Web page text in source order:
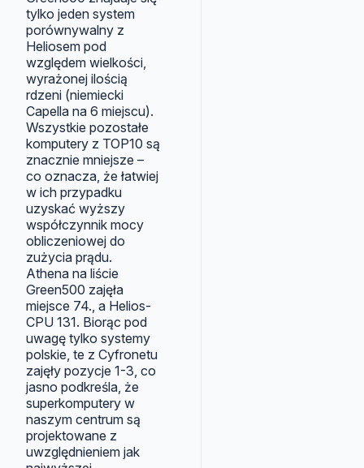
tylko jeden system
porównywalny z
Heliosem pod
względem wielkości,
wyrażonej ilością
rdzeni (niemiecki
Capella na 6 miejscu).
Wszystkie pozostałe
komputery z TOP10 są
znacznie mniejsze –
co oznacza, że łatwiej
w ich przypadku
uzyskać wyższy
współczynnik mocy
obliczeniowej do
zużycia prądu.
Athena na liście
Green500 zajęła
miejsce 74., a Helios-
CPU 131. Biorąc pod
uwagę tylko systemy
polskie, te z Cyfronetu
zajęły pozycje 1-3, co
jasno podkreśla, że
superkomputery w
naszym centrum są
projektowane z
uwzględnieniem jak